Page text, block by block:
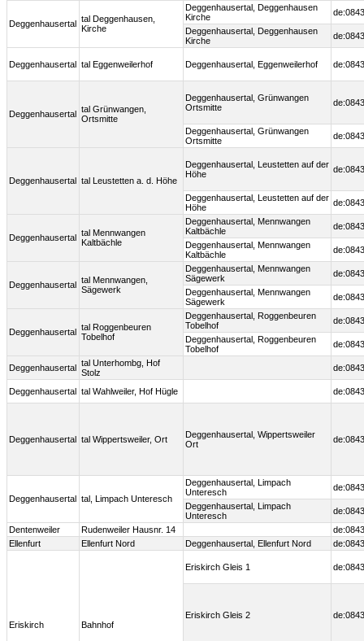
Deggenhausertal
tal Deggenhausen,
Kirche
Deggenhausertal, Deggenhausen
Kirche
Deggenhausertal, Deggenhausen
Kirche
Deggenhausertal tal Eggenweilerhof Deggenhausertal, Eggenweilerhof
Deggenhausertal
tal Grünwangen,
Ortsmitte
Deggenhausertal, Grünwangen
Ortsmitte
Deggenhausertal, Grünwangen
Ortsmitte
Deggenhausertal tal Leustetten a. d. Höhe
Deggenhausertal, Leustetten auf der
Höhe
Deggenhausertal, Leustetten auf der
Höhe
Deggenhausertal
tal Mennwangen
Kaltbächle
Deggenhausertal, Mennwangen
Kaltbächle
Deggenhausertal, Mennwangen
Kaltbächle
Deggenhausertal
tal Mennwangen,
Sägewerk
Deggenhausertal, Mennwangen
Sägewerk
Deggenhausertal, Mennwangen
Sägewerk
Deggenhausertal
tal Roggenbeuren
Tobelhof
Deggenhausertal, Roggenbeuren
Tobelhof
Deggenhausertal, Roggenbeuren
Tobelhof
Deggenhausertal
tal Unterhombg, Hof
Stolz
Deggenhausertal tal Wahlweiler, Hof Hügle
Deggenhausertal tal Wippertsweiler, Ort
Deggenhausertal, Wippertsweiler
Ort
Deggenhausertal tal, Limpach Unteresch
Deggenhausertal, Limpach
Unteresch
Deggenhausertal, Limpach
Unteresch
Dentenweiler
Rudenweiler Hausnr. 14
Ellenfurt
Ellenfurt Nord Deggenhausertal, Ellenfurt Nord
Eriskirch Bahnhof
Eriskirch Gleis 1
Eriskirch Gleis 2